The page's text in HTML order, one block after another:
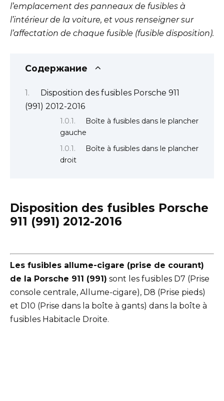
l’emplacement des panneaux de fusibles à
l’intérieur de la voiture, et vous renseigner sur
l’affectation de chaque fusible (fusible disposition).
Содержание
Disposition des fusibles Porsche 911
(991) 2012-2016
Boîte à fusibles dans le plancher
gauche
Boîte à fusibles dans le plancher
droit
Disposition des fusibles Porsche
911 (991) 2012-2016
Les fusibles allume-cigare (prise de courant)
de la Porsche 911 (991) sont les fusibles D7 (Prise
console centrale, Allume-cigare), D8 (Prise pieds)
et D10 (Prise dans la boîte à gants) dans la boîte à
fusibles Habitacle Droite.